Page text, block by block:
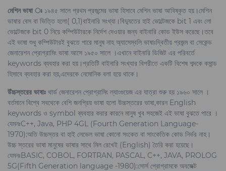
মেশিন ভাষা ঃ ১৯৪৫ সালে প্রথম প্রজন্মের ভাষা হিসাবে মেশিন ভাষা আবিষ্কৃত হয়।মেশিন
ভাষার বেস বা ভিত্তি হলো( 0,1)বাইনারি সংখ্যা।বিদ্যুতের হাই ভোল্টেজকে bit 1 এবং লো
ভোল্টেজকে bit 0 নিয়ে কম্পিউটারকে নির্দেশ দেওয়ার জন্য বাইনারি কোড ইউস করেছে।তবে
এই ভাষা শুধু কম্পিউটারই বুঝতে পারে মানুষ নাহ অ্যাসেম্বলি ভাষাঃদ্বিতীয় প্রজন্ম বা সেকেন্ড
জেনারেশন প্রোগ্রামিং ভাষা আসে ১৯৫০ সালে ।এখানে বাইনারি ডিজিট এর পরিবর্তে
keywords ব্যবহার করা হয়।প্রতিটি বাইনারি সংখ্যার বিপরীতে একটি বিশেষ শব্দকে কমান্ড
হিসাবে ব্যবহার করা হয়,এদেরকে নেমোনিক বলা হয়ে থাকে।
উঁচ্চস্তরের ভাষাঃ থার্ড জেনারেশন প্রোগ্রামিং ল্যাংগুয়েজ এর যাত্রা শুরু হয় ১৯৬০ সালে ।
বর্তমানে বিশ্বে সবথেকে বেশি জনপ্রিয় ভাষা হলো উচ্চস্তরের ভাষা,কারন English
keywords ও symbol ব্যবহার করার কারনে মানুষ খুব সহজেই এই ভাষা বুঝতে পারে ।
যেমনঃC++, Java, PHP 4GL (Fourth Generation Language-
1970):অতি উচ্চস্তর বা হাই লেভেল ভাষা কোনো সংকেত বা সাংকেতিক কোড নির্ভর নাহ।
উচ্চ স্তরের ভাষা মানুষের ভাষার সাথে মিল রেখেই (English) তৈরি করা হয়েছে।
যেমনঃBASIC, COBOL, FORTRAN, PASCAL, C++, JAVA, PROLOG
5G(Fifth Generation language -1980):সোর্স প্রোগ্রামকে অবজেক্ট